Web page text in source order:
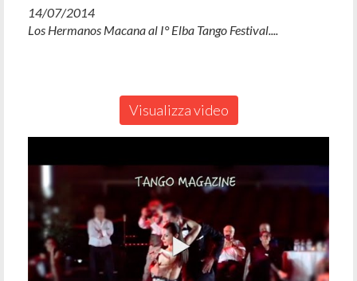
14/07/2014
Los Hermanos Macana al I° Elba Tango Festival....
Visualizza video